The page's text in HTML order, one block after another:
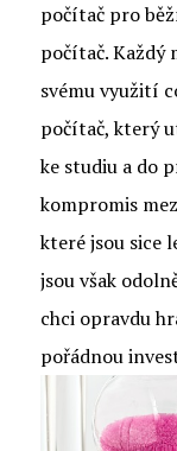
počítač pro
počítač. Každý
svému využití
počítač, který
ke studiu a do
kompromis
které jsou sice
jsou však
chci opravdu
pořádnou